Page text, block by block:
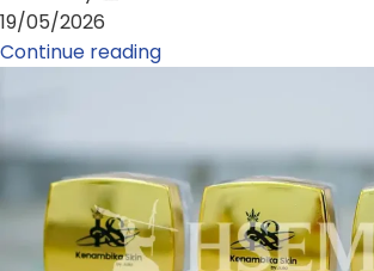
19/05/2026
Continue reading